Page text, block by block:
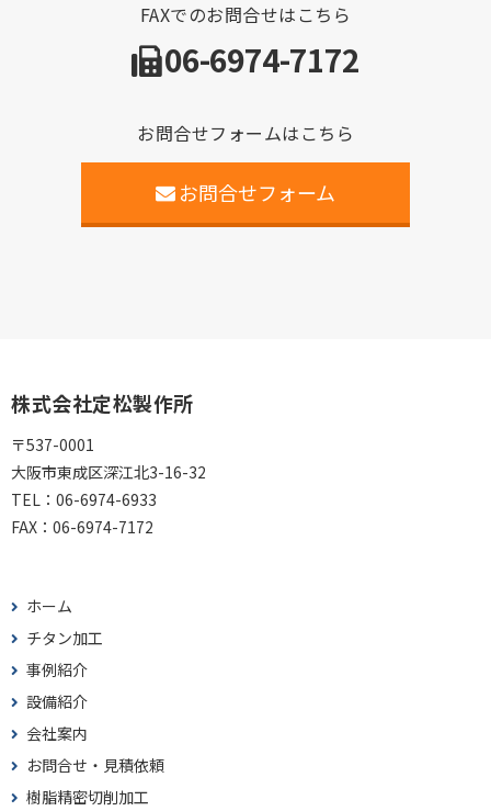
FAXでのお問合せはこちら
06-6974-7172
お問合せフォームはこちら
お問合せフォーム
株式会社定松製作所
〒537-0001
大阪市東成区深江北3-16-32
TEL： 06-6974-6933
FAX： 06-6974-7172
ホーム
チタン加工
事例紹介
設備紹介
会社案内
お問合せ・見積依頼
樹脂精密切削加工